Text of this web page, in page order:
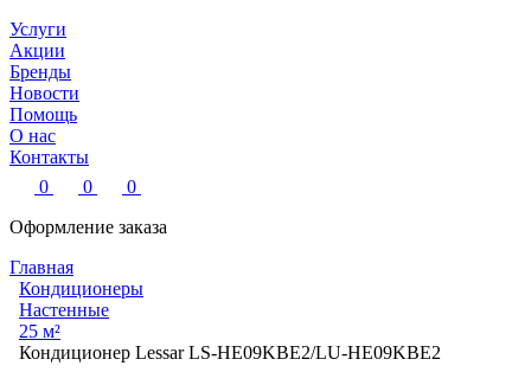
Услуги
Акции
Бренды
Новости
Помощь
О нас
Контакты
0
0
0
Оформление заказа
Главная
Кондиционеры
Настенные
25 м²
Кондиционер Lessar LS-HE09KBE2/LU-HE09KBE2